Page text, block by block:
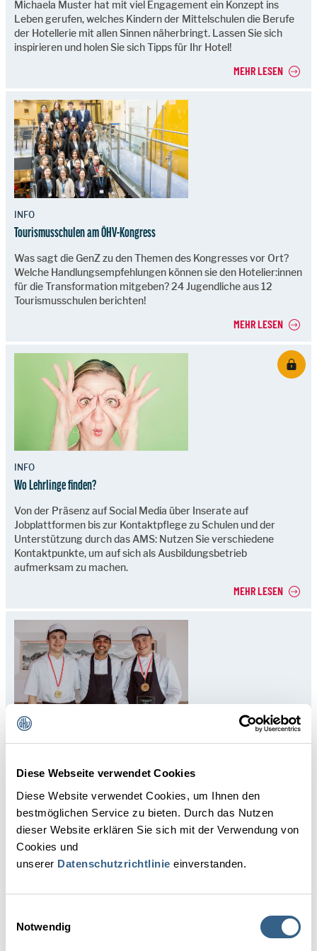
Diese Webseite verwendet Cookies
Diese Website verwendet Cookies, um Ihnen den
bestmöglichen Service zu bieten. Durch das Nutzen
dieser Website erklären Sie sich mit der Verwendung von
Cookies und
unserer Datenschutzrichtlinie einverstanden.
Notwendig
Michaela Muster hat mit viel Engagement ein Konzept ins
Leben gerufen, welches Kindern der Mittelschulen die Berufe
der Hotellerie mit allen Sinnen näherbringt. Lassen Sie sich
inspirieren und holen Sie sich Tipps für Ihr Hotel!
MEHR LESEN
INFO
Tourismusschulen am ÖHV-Kongress
Was sagt die GenZ zu den Themen des Kongresses vor Ort?
Welche Handlungsempfehlungen können sie den Hotelier:innen
für die Transformation mitgeben? 24 Jugendliche aus 12
Tourismusschulen berichten!
MEHR LESEN
INFO
Wo Lehrlinge finden?
Von der Präsenz auf Social Media über Inserate auf
Jobplattformen bis zur Kontaktpflege zu Schulen und der
Unterstützung durch das AMS: Nutzen Sie verschiedene
Kontaktpunkte, um auf sich als Ausbildungsbetrieb
aufmerksam zu machen.
MEHR LESEN
INTERVIEW
Er ist Ausbilder aus Leidenschaft. Alexander Forbes bildet seit
2005 regelmäßig Kochlehrlinge aus – mit großem Erfolg.
und bleiben zum Großteil auch nach vielen Jahren der Branche
treu. Der Küchenchef im Interview.